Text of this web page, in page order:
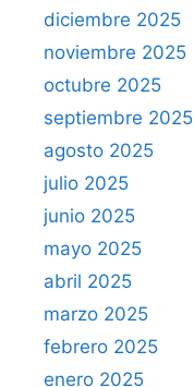
diciembre 2025
noviembre 2025
octubre 2025
septiembre 2025
agosto 2025
julio 2025
junio 2025
mayo 2025
abril 2025
marzo 2025
febrero 2025
enero 2025